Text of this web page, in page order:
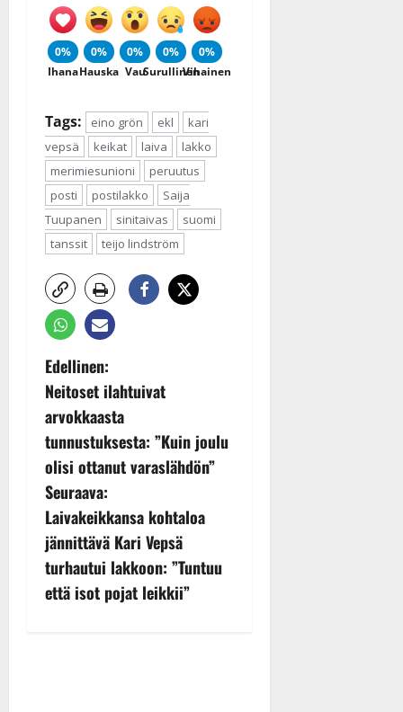
0%
Ihana
0%
Hauska
0%
Vau
0%
Surullinen
0%
Vihainen
Tags: eino grön ekl
kari
vepsä
keikat laiva
lakko
merimiesunioni
peruutus
posti
postilakko
Saija
Tuupanen
sinitaivas
suomi
tanssit
teijo lindström
P
o
s
t
n
a
v
Edellinen:
Neitoset ilahtuivat
arvokkaasta
tunnustuksesta: ”Kuin joulu
olisi ottanut varaslähdön”
Seuraava:
Laivakeikkansa kohtaloa
jännittävä Kari Vepsä
turhautui lakkoon: ”Tuntuu
että isot pojat leikkii”